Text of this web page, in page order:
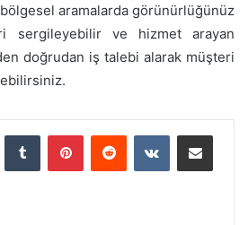
aramalarda görünürlüğünüz
sergileyebilir ve hizmet arayan
doğrudan iş talebi alarak müşteri
Tumblr PinterestReddit VKontakteE-Posta ile paylaş